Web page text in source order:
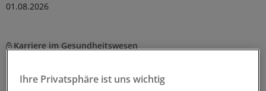
01.08.2026
Karriere im Gesundheitswesen
dem Doktortitel aus der Praxis heraus
Ihre Privatsphäre ist uns wichtig